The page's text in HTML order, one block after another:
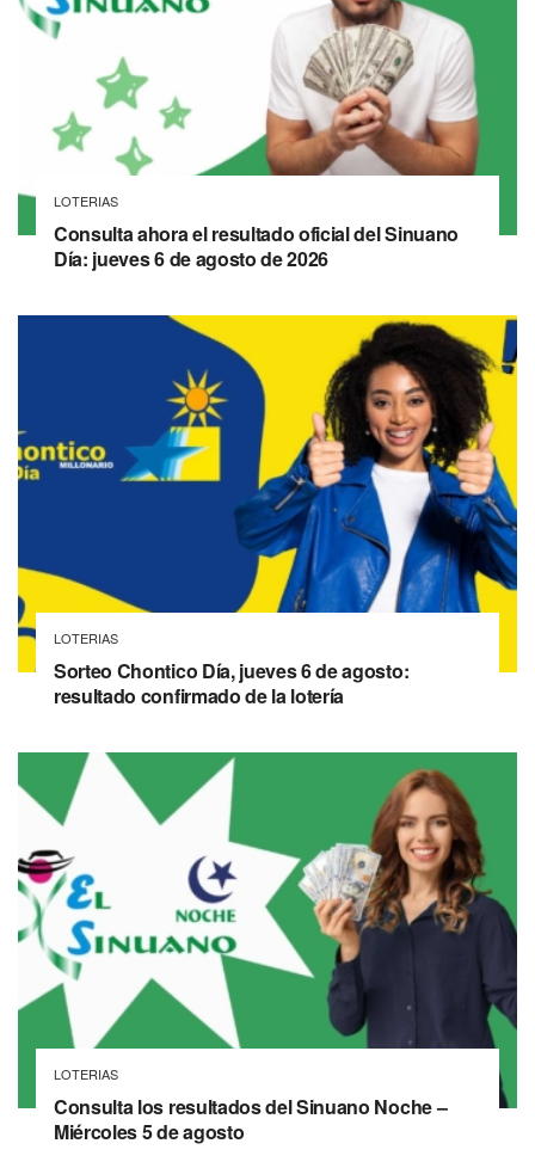
LOTERIAS
Consulta ahora el resultado oficial del Sinuano
Día: jueves 6 de agosto de 2026
LOTERIAS
Sorteo Chontico Día, jueves 6 de agosto:
resultado confirmado de la lotería
LOTERIAS
Consulta los resultados del Sinuano Noche –
Miércoles 5 de agosto